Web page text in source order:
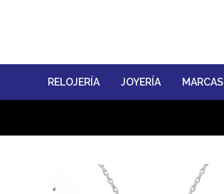
RELOJERÍA JOYERÍA MARCAS